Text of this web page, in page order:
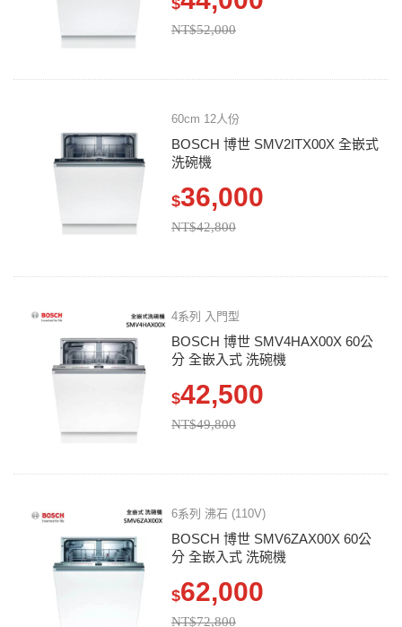
NT$52,000
60cm 12人份
BOSCH 博世 SMV2ITX00X 全嵌式
洗碗機
$36,000
NT$42,800
4系列 入門型
BOSCH 博世 SMV4HAX00X 60公
分 全嵌入式 洗碗機
$42,500
NT$49,800
6系列 沸石 (110V)
BOSCH 博世 SMV6ZAX00X 60公
分 全嵌入式 洗碗機
$62,000
NT$72,800